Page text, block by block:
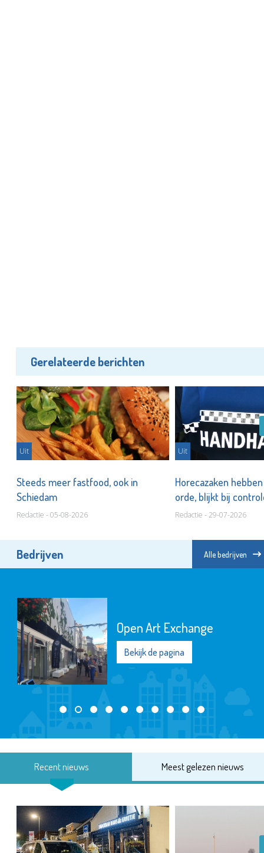
Gerelateerde berichten
Uit
Steeds meer fastfood, ook in
Schiedam
Redactie - 05-08-2026
Uit
Horecazaken
orde, blijkt bij
Redactie - 29-07-2026
Bedrijven Alle bedrijven
Open Art Exchange
Bekijk de pagina
Recent nieuws Meest gelezen nieuws